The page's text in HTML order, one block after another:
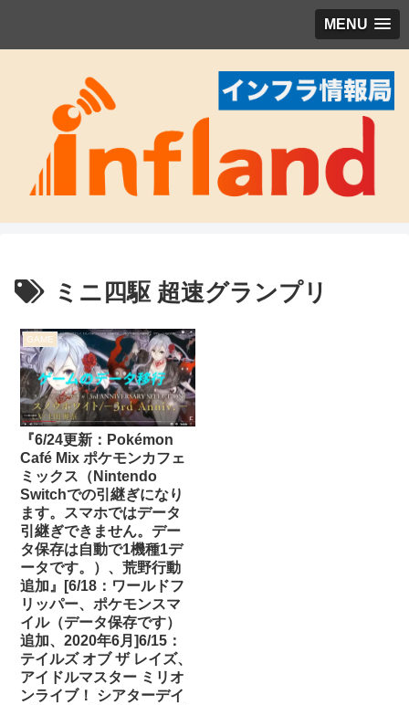
MENU
ミニ四駆 超速グランプリ
GAME
『6/24更新：Pokémon
Café Mix ポケモンカフェ
ミックス（Nintendo
Switchでの引継ぎになり
ます。スマホではデータ
引継ぎできません。デー
タ保存は自動で1機種1デ
ータです。）、荒野行動
追加』[6/18：ワールドフ
リッパー、ポケモンスマ
イル（データ保存です）
追加、2020年6月]6/15：
テイルズ オブ ザ レイズ、
アイドルマスター ミリオ
ンライブ！ シアターデイ